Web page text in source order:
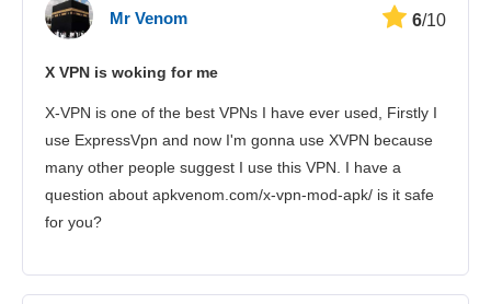
Mr Venom 6/10
X VPN is woking for me
X-VPN is one of the best VPNs I have ever used, Firstly I
use ExpressVpn and now I'm gonna use XVPN because
many other people suggest I use this VPN. I have a
question about apkvenom.com/x-vpn-mod-apk/ is it safe
for you?